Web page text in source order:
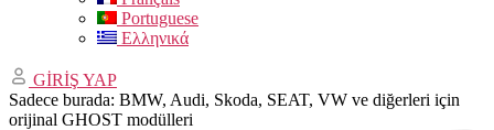
Portuguese
Ελληνικά
GİRİŞ YAP
Sadece burada: BMW, Audi, Skoda, SEAT, VW ve diğerleri için
orijinal GHOST modülleri